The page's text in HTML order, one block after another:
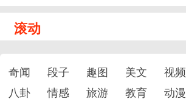
滚动
奇闻 段子 趣图 美文 视频
八卦
情感 旅游 教育 动漫